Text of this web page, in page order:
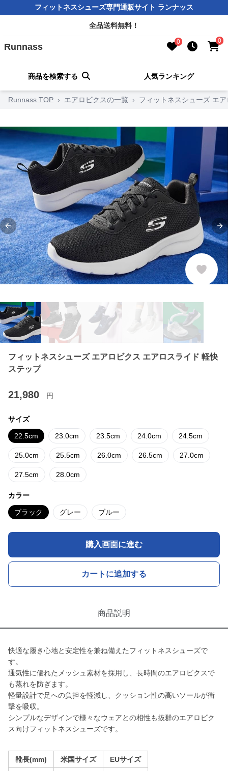
フィットネスシューズ専門通販サイト ランナッス
全品送料無料！
Runnass 0 0
商品を検索する 人気ランキング
Runnass TOP › エアロビクスの一覧 › フィットネスシューズ エ
Previous slide
フィットネスシューズ エアロビクス エアロスライド 軽快
ステップ
21,980 円
サイズ
22.5cm 23.0cm 23.5cm 24.0cm 24.5cm
25.0cm 25.5cm 26.0cm 26.5cm 27.0cm
27.5cm 28.0cm
カラー
ブラック グレー ブルー
購入画面に進む
カートに追加する
商品説明
快適な履き心地と安定性を兼ね備えたフィットネスシューズで
す。
通気性に優れたメッシュ素材を採用し、長時間のエアロビクスで
も蒸れを防ぎます。
軽量設計で足への負担を軽減し、クッション性の高いソールが衝
撃を吸収。
シンプルなデザインで様々なウェアとの相性も抜群のエアロビク
ス向けフィットネスシューズです。
靴長(mm) 米国サイズ EUサイズ